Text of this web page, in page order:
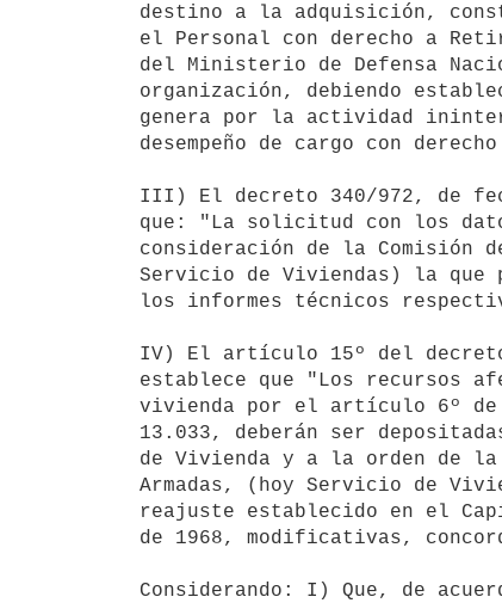
destino a la adquisición,
el Personal con derecho a
del Ministerio de Defensa
organización, debiendo
genera por la actividad
desempeño de cargo con
III) El decreto 340/972, de
que: "La solicitud con los
consideración de la Comisión
Servicio de Viviendas) la que
los informes técnicos
IV) El artículo 15º del decreto
establece que "Los recursos
vivienda por el artículo 6º
13.033, deberán ser
de Vivienda y a la orden de la
Armadas, (hoy Servicio de
reajuste establecido en el
de 1968, modificativas,
Considerando: I) Que, de